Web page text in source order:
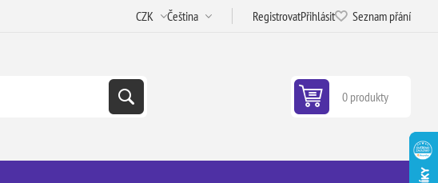
RegistrovatPřihlásit Seznam přání
0 produkty